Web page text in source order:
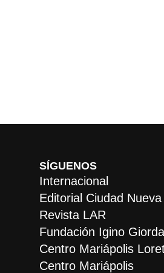
SÍGUENOS
Internacional
Editorial Ciudad Nueva
Revista LAR
Fundación Igino
Centro Mariápolis
Centro Mariápolis